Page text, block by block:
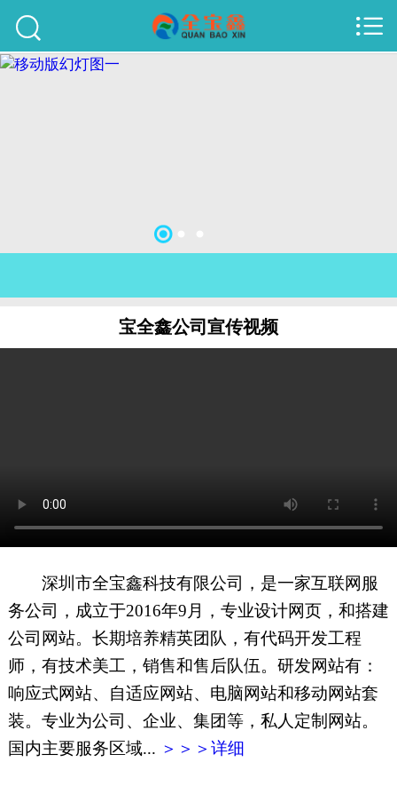
关于我们
联系我们
51La
XML地图


宝全鑫公司宣传视频
深圳市全宝鑫科技有限公司，是一家互联网服
务公司，成立于2016年9月，专业设计网页，和搭建
公司网站。长期培养精英团队，有代码开发工程
师，有技术美工，销售和售后队伍。研发网站有：
响应式网站、自适应网站、电脑网站和移动网站套
装。专业为公司、企业、集团等，私人定制网站。
国内主要服务区域... ＞＞＞详细